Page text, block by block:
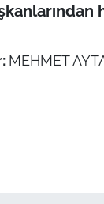
MEHMET